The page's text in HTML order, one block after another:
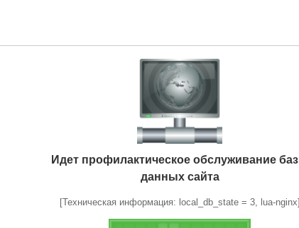
Идет профилактическое обслуживание
данных сайта
[Техническая информация: local_db_state = 3, lua-nginx]